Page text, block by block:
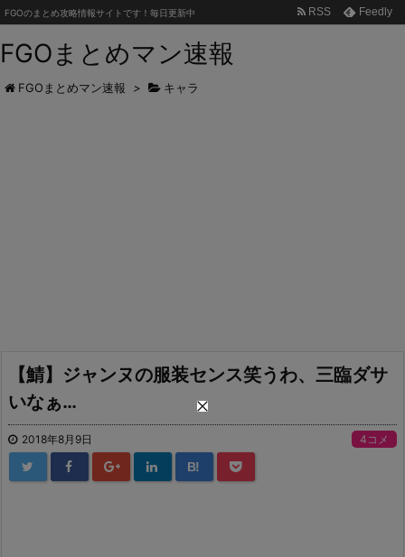
FGOまとめマン速報
FGOのまとめ攻略情報サイトです！毎日更新中 RSS Feedly
FGOまとめマン速報 > キャラ
【鯖】ジャンヌの服装センス笑うわ、三臨ダサ
いなぁ…
2018年8月9日 4コメ
B!